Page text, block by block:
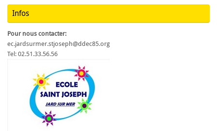
Infos
Pour nous contacter:
ec.jardsurmer.stjoseph@ddec85.org
Tel: 02.51.33.56.56